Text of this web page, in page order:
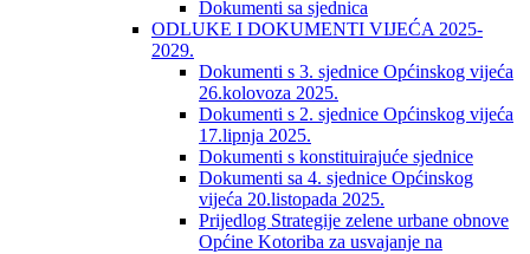
Dokumenti sa sjednica
ODLUKE I DOKUMENTI VIJEĆA 2025-
2029.
Dokumenti s 3. sjednice Općinskog vijeća
26.kolovoza 2025.
Dokumenti s 2. sjednice Općinskog vijeća
17.lipnja 2025.
Dokumenti s konstituirajuće sjednice
Dokumenti sa 4. sjednice Općinskog
vijeća 20.listopada 2025.
Prijedlog Strategije zelene urbane obnove
Općine Kotoriba za usvajanje na